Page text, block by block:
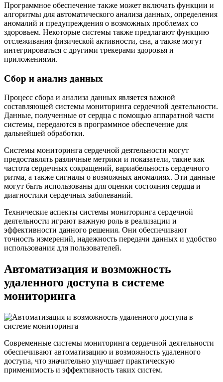
Программное обеспечение также может включать функции и
алгоритмы для автоматического анализа данных, определения
аномалий и предупреждения о возможных проблемах со
здоровьем. Некоторые системы также предлагают функцию
отслеживания физической активности, сна, а также могут
интегрироваться с другими трекерами здоровья и
приложениями.
Сбор и анализ данных
Процесс сбора и анализа данных является важной
составляющей системы мониторинга сердечной деятельности.
Данные, полученные от сердца с помощью аппаратной части
системы, передаются в программное обеспечение для
дальнейшей обработки.
Системы мониторинга сердечной деятельности могут
предоставлять различные метрики и показатели, такие как
частота сердечных сокращений, вариабельность сердечного
ритма, а также сигналы о возможных аномалиях. Эти данные
могут быть использованы для оценки состояния сердца и
диагностики сердечных заболеваний.
Технические аспекты системы мониторинга сердечной
деятельности играют важную роль в реализации и
эффективности данного решения. Они обеспечивают
точность измерений, надежность передачи данных и удобство
использования для пользователей.
Автоматизация и возможность
удаленного доступа в системе
мониторинга
Современные системы мониторинга сердечной деятельности
обеспечивают автоматизацию и возможность удаленного
доступа, что значительно улучшает практическую
применимость и эффективность таких систем.